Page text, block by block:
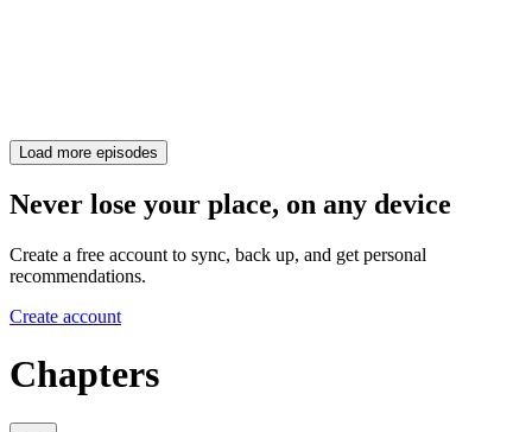
Load more episodes
Never lose your place, on any device
Create a free account to sync, back up, and get personal
recommendations.
Create account
Chapters